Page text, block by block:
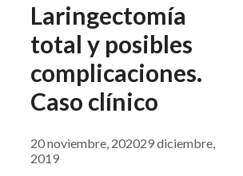
Laringectomía
total y posibles
complicaciones.
Caso clínico
20 noviembre, 202029 diciembre,
2019